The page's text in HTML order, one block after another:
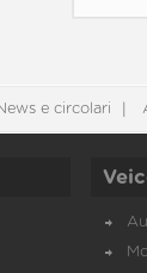
e circolari